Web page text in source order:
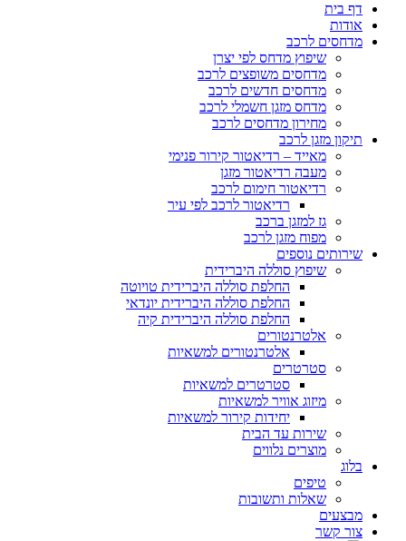
דף בית
אודות
מדחסים לרכב
שיפוץ מדחס לפי יצרן
מדחסים משופצים לרכב
מדחסים חדשים לרכב
מדחס מזגן חשמלי לרכב
מחירון מדחסים לרכב
תיקון מזגן לרכב
מאייד – רדיאטור קירור פנימי
מעבה רדיאטור מזגן
רדיאטור חימום לרכב
רדיאטור לרכב לפי עיר
גז למזגן ברכב
מפוח מזגן לרכב
שירותים נוספים
שיפוץ סוללה היברידית
החלפת סוללה היברידית טויוטה
החלפת סוללה היברידית יונדאי
החלפת סוללה היברידית קיה
אלטרנטורים
אלטרנטורים למשאיות
סטרטרים
סטרטרים למשאיות
מיזוג אוויר למשאיות
יחידות קירור למשאיות
שירות עד הבית
מוצרים נלווים
בלוג
טיפים
שאלות ותשובות
מבצעים
צור קשר